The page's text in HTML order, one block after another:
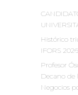
Histórico
IFORS 2026
Profesor
Decano
Negocios